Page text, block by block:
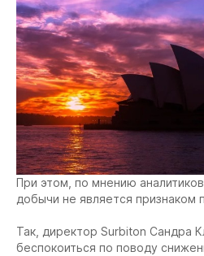
При этом, по мнению
добычи не является признаком
Так, директор Surbiton Сандра
беспокоиться по поводу